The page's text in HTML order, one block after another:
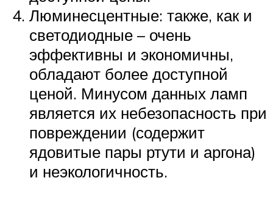
Люминесцентные: также, как и
светодиодные – очень
эффективны и экономичны,
обладают более доступной
ценой. Минусом данных ламп
является их небезопасность при
повреждении (содержит
ядовитые пары ртути и аргона)
и неэкологичность.